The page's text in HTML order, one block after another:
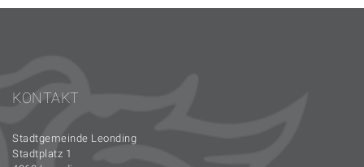
KONTAKT
Stadtgemeinde Leonding
Stadtplatz 1